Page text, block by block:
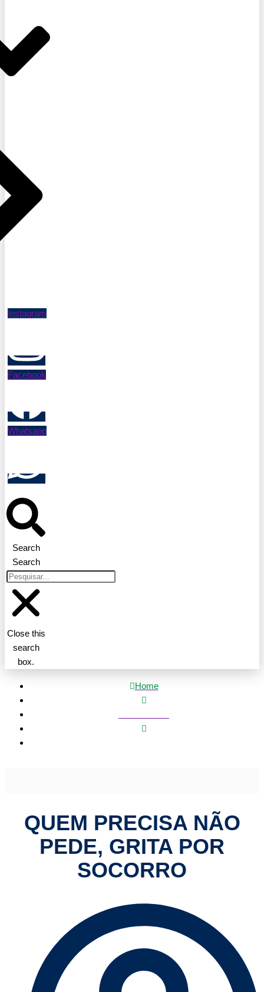
Instagram
Facebook
Whatsapp
Search
Search
Close this
search
box.
Home
QUEM PRECISA NÃO
PEDE, GRITA POR
SOCORRO